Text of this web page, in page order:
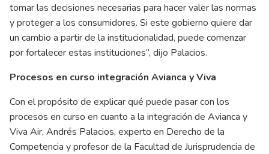
tomar las decisiones necesarias para hacer valer las normas
y proteger a los consumidores. Si este gobierno quiere dar
un cambio a partir de la institucionalidad, puede comenzar
por fortalecer estas instituciones”, dijo Palacios.
Procesos en curso integración Avianca y Viva
Con el propósito de explicar qué puede pasar con los
procesos en curso en cuanto a la integración de Avianca y
Viva Air, Andrés Palacios, experto en Derecho de la
Competencia y profesor de la Facultad de Jurisprudencia de